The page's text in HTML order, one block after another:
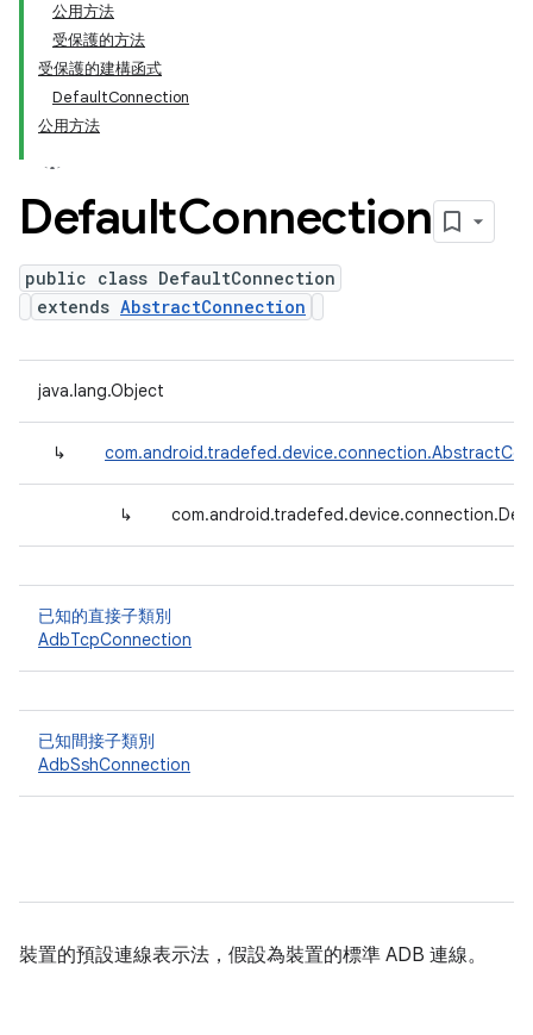
公用方法
受保護的方法
受保護的建構函式
DefaultConnection
公用方法
DefaultConnection
public class DefaultConnection
extends AbstractConnection
java.lang.Object
↳
↳
已知的直接子類別
AdbTcpConnection
已知間接子類別
AdbSshConnection
裝置的預設連線表示法，假設為裝置的標準 ADB 連線。